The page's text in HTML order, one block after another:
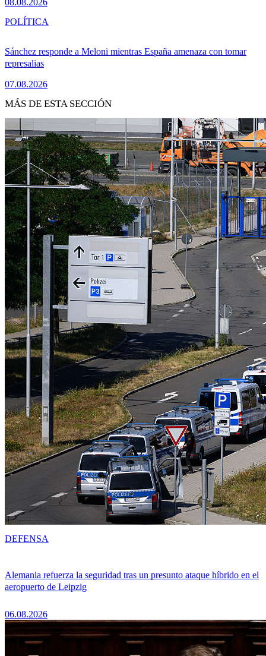
08.08.2026
Sánchez responde a Meloni mientras España amenaza con tomar
represalias
07.08.2026
POLÍTICA
MÁS DE ESTA SECCIÓN
Alemania refuerza la seguridad tras un presunto ataque híbrido en el
aeropuerto de Leipzig
06.08.2026
DEFENSA